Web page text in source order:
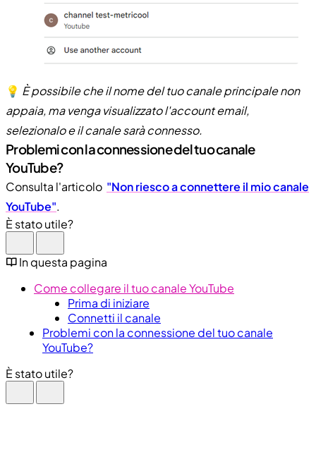
💡 È possibile che il nome del tuo canale principale non
appaia, ma venga visualizzato l'account email,
selezionalo e il canale sarà connesso.
Problemi con la connessione del tuo canale
YouTube?
Consulta l'articolo "Non riesco a connettere il mio canale
YouTube".
È stato utile?
In questa pagina
Come collegare il tuo canale YouTube
Prima di iniziare
Connetti il canale
Problemi con la connessione del tuo canale
YouTube?
È stato utile?